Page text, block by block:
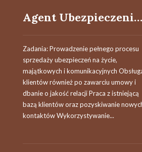
Agent Ubezpieczeniowy / Agentka Ubezpieczeniowa
Zadania: Prowadzenie pełnego procesu
sprzedaży ubezpieczeń na życie,
majątkowych i komunikacyjnych
klientów również po zawarciu umowy i
dbanie o jakość relacji Praca z istniejącą
bazą klientów oraz pozyskiwanie
kontaktów Wykorzystywanie...